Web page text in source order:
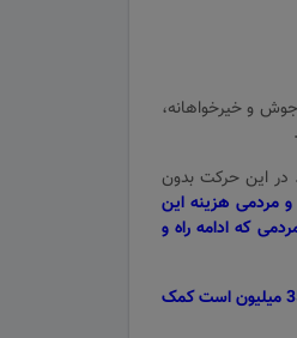
و خیرخواهانه،
در این حرکت بدون
داوطلبانه و مردمی هزینه این
که ادامه راه و
درخواست می‌کنیم در ادامه این مسیر همچنان با عشق و محبت یار و همراه باشید و در تامین هزینه ماهیانه سرورها و پشتیبانی این مجموعه که ماهانه بالغ بر ماهیانه حداقل 35 میلیون است کمک